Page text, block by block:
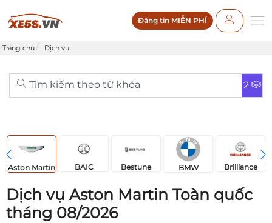
Đăng tin MIỄN PHÍ
Trang chủ Dịch vụ
Tìm kiếm theo từ khóa 2
Aston Martin BAIC Bestune BMW Brilliance
Dịch vụ Aston Martin Toàn quốc
tháng 08/2026